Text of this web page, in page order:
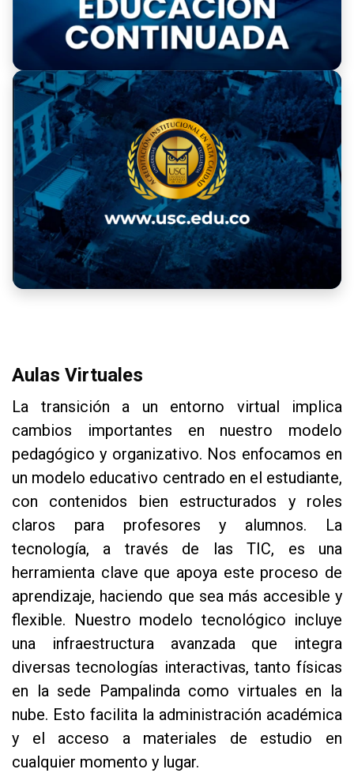
Skip [Cocoon] About (Text with Image)
Aulas Virtuales
La transición a un entorno virtual implica
cambios importantes en nuestro modelo
pedagógico y organizativo. Nos enfocamos en
un modelo educativo centrado en el estudiante,
con contenidos bien estructurados y roles
claros para profesores y alumnos. La
tecnología, a través de las TIC, es una
herramienta clave que apoya este proceso de
aprendizaje, haciendo que sea más accesible y
flexible. Nuestro modelo tecnológico incluye
una infraestructura avanzada que integra
diversas tecnologías interactivas, tanto físicas
en la sede Pampalinda como virtuales en la
nube. Esto facilita la administración académica
y el acceso a materiales de estudio en
cualquier momento y lugar.